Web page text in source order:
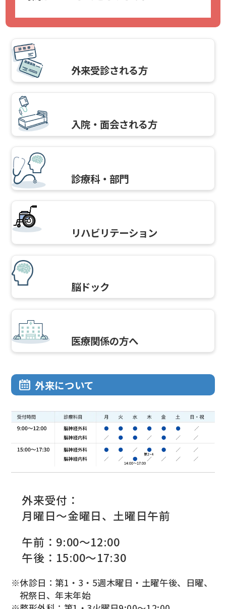
外来受診される方
入院・面会される方
診療科・部門
リハビリテーション
脳ドック
医療関係の方へ
外来について
外来受付：
月曜日〜金曜日、土曜日午前
午前：9:00〜12:00
午後：15:00〜17:30
※休診日：第1・3・5週木曜日・土曜午後、日曜、
祝祭日、年末年始